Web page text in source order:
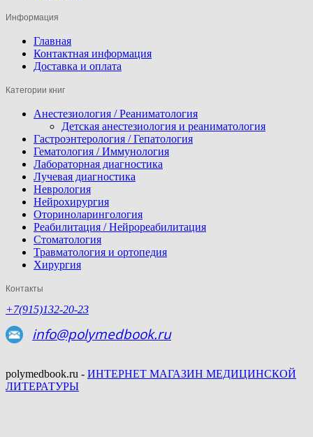
Информация
Главная
Контактная информация
Доставка и оплата
Категории книг
Анестезиология / Реаниматология
Детская анестезиология и реаниматология
Гастроэнтерология / Гепатология
Гематология / Иммунология
Лабораторная диагностика
Лучевая диагностика
Неврология
Нейрохирургия
Оториноларингология
Реабилитация / Нейрореабилитация
Стоматология
Травматология и ортопедия
Хирургия
Контакты
+7(915)132-20-23
info@polymedbook.ru
polymedbook.ru - ИНТЕРНЕТ МАГАЗИН МЕДИЦИНСКОЙ
ЛИТЕРАТУРЫ